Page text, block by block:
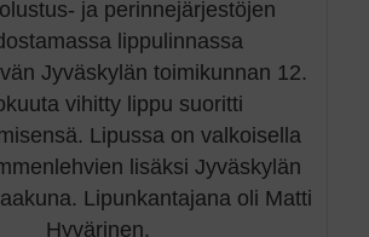
ja perinnejärjestöjen
lippulinnassa
Jyväskylän toimikunnan 12.
vihitty lippu suoritti
Lipussa on valkoisella
lisäksi Jyväskylän
Lipunkantajana oli Matti
Hyvärinen.